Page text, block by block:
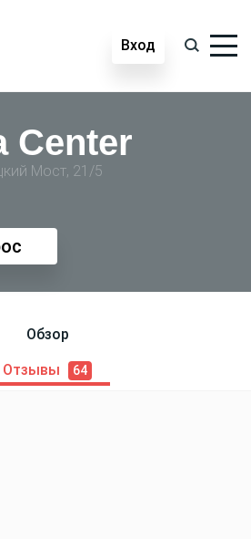
Вход
Center
Мост, 21/5
Обзор
Отзывы 64